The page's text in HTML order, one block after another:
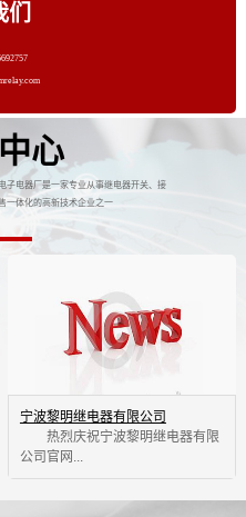
心
子电器厂是一家专业从事继电器开关、接
一体化的高新技术企业之一
宁波黎明继电器有限公司
热烈庆祝宁波黎明继电器有限
公司官网...